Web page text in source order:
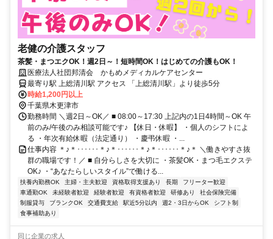
老健の介護スタッフ
茶髪・まつエクOK！週2日～！短時間OK！はじめての介護もOK！
医療法人社団邦清会 かもめメディカルケアセンター
最寄り駅 上総清川駅 アクセス 「上総清川駅」より徒歩5分
時給1,200円以上
千葉県木更津市
勤務時間 ＼週2日～OK／ ■ 08:00～17:30 上記内の1日4時間～OK 午
前のみ/午後のみ相談可能です♪ 【休日・休暇】 ・個人のシフトによ
る ・年次有給休暇（法定通り） ・慶弔休暇 ・...
仕事内容 ＊♪＊･･････＊♪＊･･････＊♪＊･･････＊♪＊ ＼働きやすさ抜
群の職場です！／ ■ 自分らしさを大切に ・茶髪OK・まつ毛エクステ
OK♪ ・“あなたらしいスタイル”で働ける...
扶養内勤務OK 主婦・主夫歓迎 資格取得支援あり 長期
フリーター歓迎
車通勤OK
未経験者歓迎 経験者歓迎 有資格者歓迎 研修あり
社会保険完備
制服貸与
ブランクOK 交通費支給 駅近5分以内 週2・3日からOK
シフト制
食事補助あり
同じ企業の求人